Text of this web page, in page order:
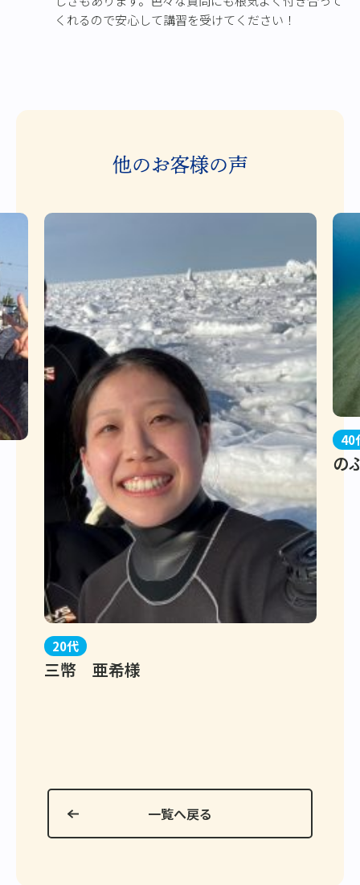
くれるので安心して講習を受けてください！
他のお客様の声
20代
三幣 亜希様
40
の
一覧へ戻る